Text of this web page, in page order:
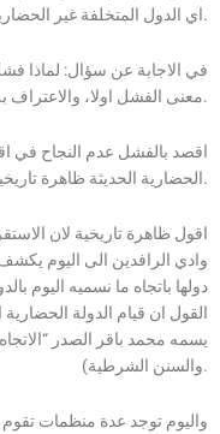
الدول الفاشلة failed states، اي الدول المتخلفة غير الحضارية.
في الاجابة عن سؤال: لماذا
معنى الفشل اولا، والاعتراف به في حال انطباقه على العراق ثانيا.
اقصد بالفشل عدم النجاح في
الحضارية الحديثة ظاهرة تاريخية وسياسية قابلة للقياس العلمي.
اقول ظاهرة تاريخية لان
وادي الرافدين الى اليوم
دولها باتجاه ما نسميه اليوم
القول ان قيام الدولة
يسمه محمد باقر الصدر
والسنن الشرطية).
واليوم توجد عدة منظمات تقوم